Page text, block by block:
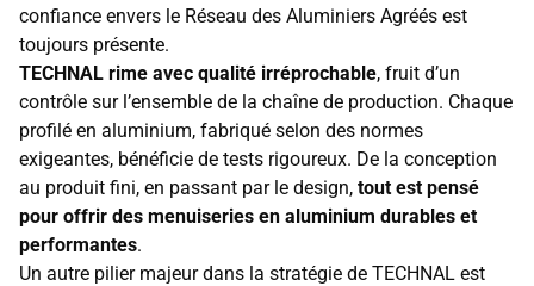
confiance envers le Réseau des Aluminiers Agréés est
toujours présente.
TECHNAL rime avec qualité irréprochable, fruit d’un
contrôle sur l’ensemble de la chaîne de production. Chaque
profilé en aluminium, fabriqué selon des normes
exigeantes, bénéficie de tests rigoureux. De la conception
au produit fini, en passant par le design, tout est pensé
pour offrir des menuiseries en aluminium durables et
performantes.
Un autre pilier majeur dans la stratégie de TECHNAL est